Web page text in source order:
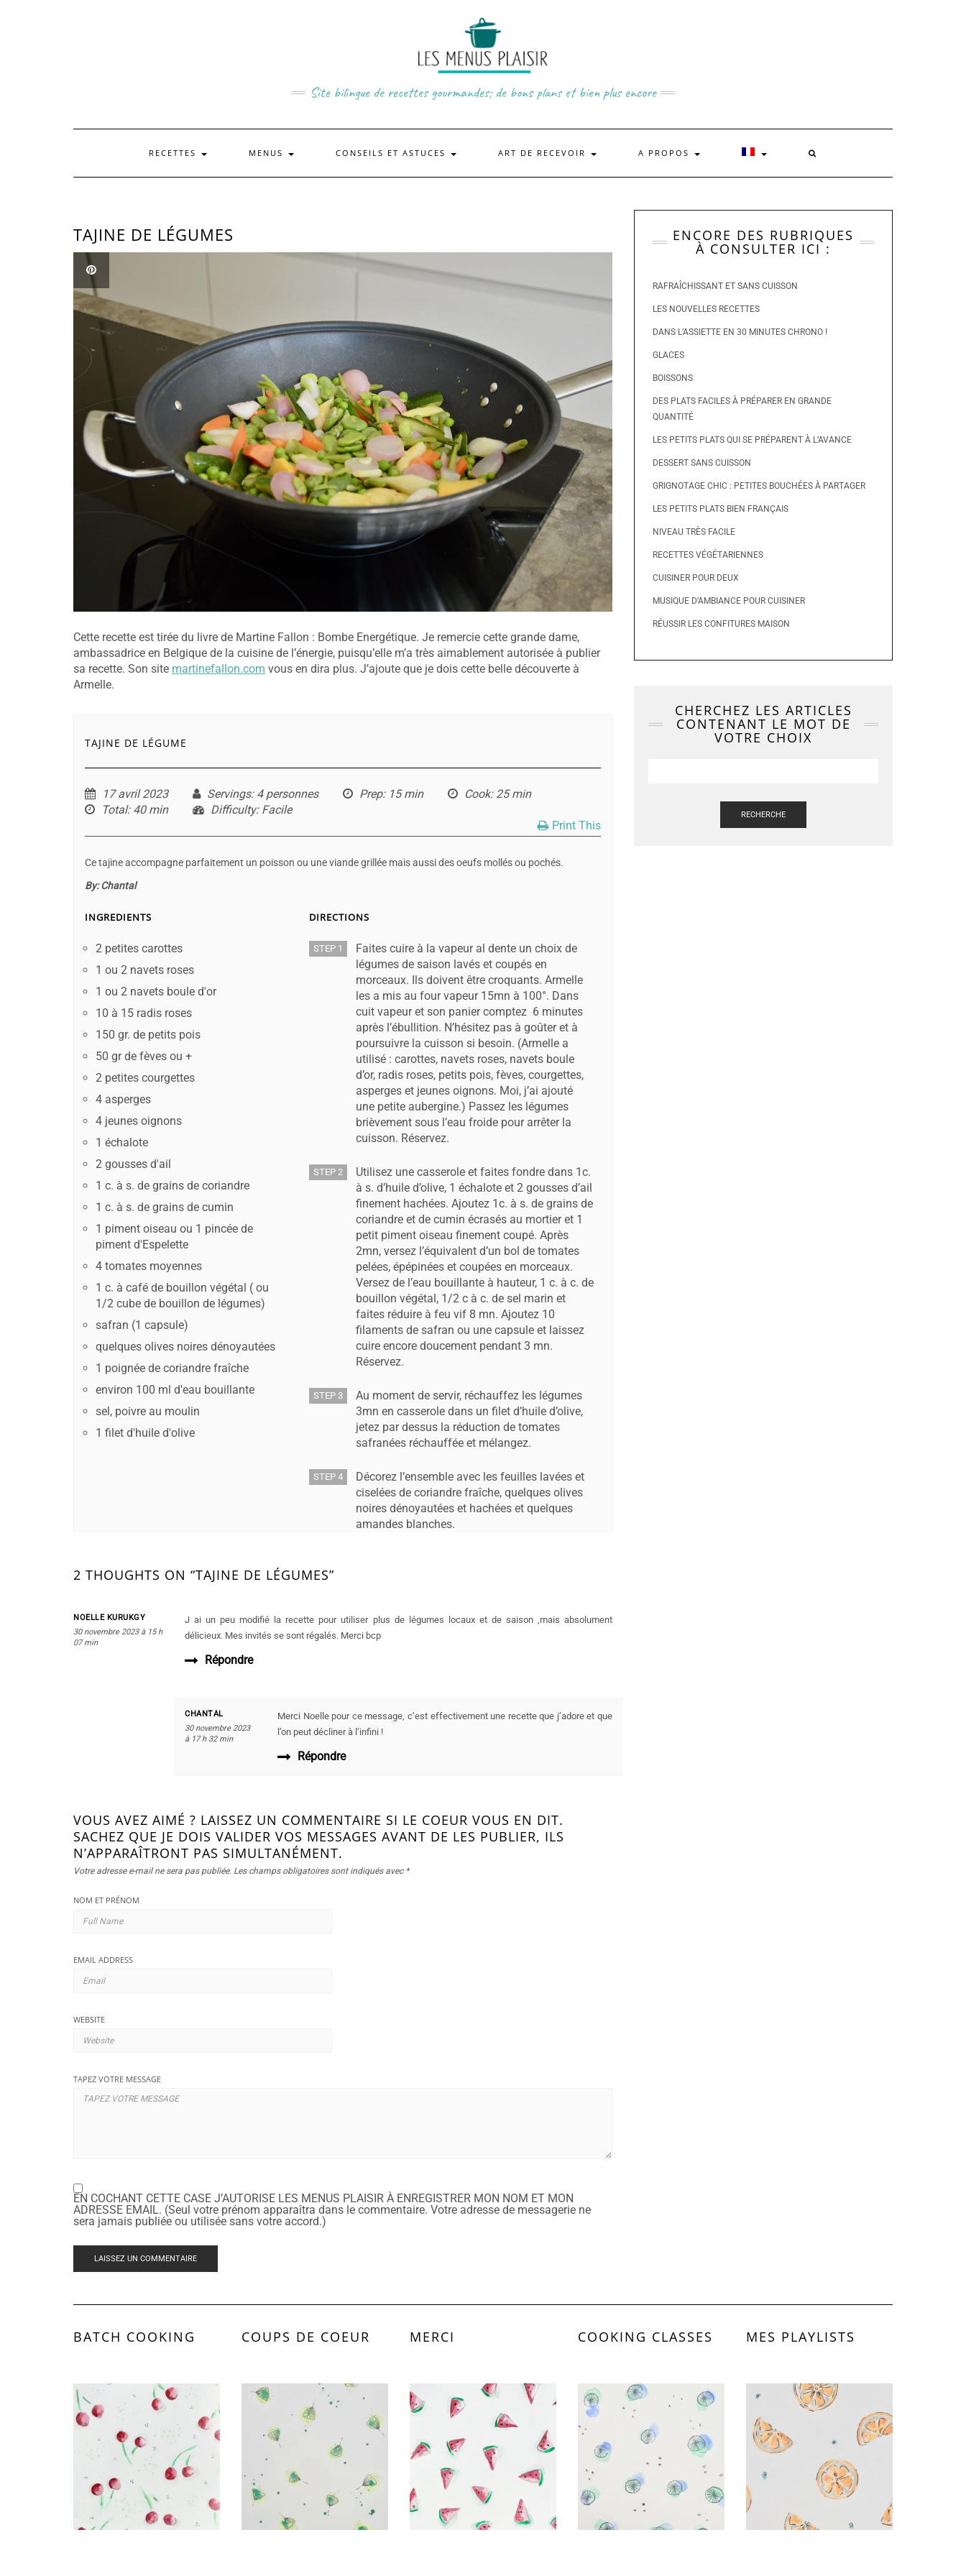
Site bilingue de recettes gourmandes; de bons plans et bien plus encore
RECETTES MENUS CONSEILS ET ASTUCES ART DE RECEVOIR A PROPOS
TAJINE DE LÉGUMES
Cette recette est tirée du livre de Martine Fallon : Bombe Energétique. Je remercie cette grande dame,
ambassadrice en Belgique de la cuisine de l’énergie, puisqu’elle m’a très aimablement autorisée à publier
sa recette. Son site martinefallon.com vous en dira plus. J’ajoute que je dois cette belle découverte à
Armelle.
TAJINE DE LÉGUME
17 avril 2023 Servings: 4 personnes Prep: 15 min Cook: 25 min
Total: 40 min Difficulty: Facile
Print This
Ce tajine accompagne parfaitement un poisson ou une viande grillée mais aussi des oeufs mollés ou pochés.
By:Chantal
INGREDIENTS
2 petites carottes
1 ou 2 navets roses
1 ou 2 navets boule d'or
10 à 15 radis roses
150 gr. de petits pois
50 gr de fèves ou +
2 petites courgettes
4 asperges
4 jeunes oignons
1 échalote
2 gousses d'ail
1 c. à s. de grains de coriandre
1 c. à s. de grains de cumin
1 piment oiseau ou 1 pincée de
piment d'Espelette
4 tomates moyennes
1 c. à café de bouillon végétal ( ou
1/2 cube de bouillon de légumes)
safran (1 capsule)
quelques olives noires dénoyautées
1 poignée de coriandre fraîche
environ 100 ml d'eau bouillante
sel, poivre au moulin
1 filet d'huile d'olive
DIRECTIONS
STEP 1
Faites cuire à la vapeur al dente un choix de
légumes de saison lavés et coupés en
morceaux. Ils doivent être croquants. Armelle
les a mis au four vapeur 15mn à 100°. Dans
cuit vapeur et son panier comptez 6 minutes
après l’ébullition. N’hésitez pas à goûter et à
poursuivre la cuisson si besoin. (Armelle a
utilisé : carottes, navets roses, navets boule
d’or, radis roses, petits pois, fèves, courgettes,
asperges et jeunes oignons. Moi, j’ai ajouté
une petite aubergine.) Passez les légumes
brièvement sous l’eau froide pour arrêter la
cuisson. Réservez.
STEP 2
Utilisez une casserole et faites fondre dans 1c.
à s. d’huile d’olive, 1 échalote et 2 gousses d’ail
finement hachées. Ajoutez 1c. à s. de grains de
coriandre et de cumin écrasés au mortier et 1
petit piment oiseau finement coupé. Après
2mn, versez l’équivalent d’un bol de tomates
pelées, épépinées et coupées en morceaux.
Versez de l’eau bouillante à hauteur, 1 c. à c. de
bouillon végétal, 1/2 c à c. de sel marin et
faites réduire à feu vif 8 mn. Ajoutez 10
filaments de safran ou une capsule et laissez
cuire encore doucement pendant 3 mn.
Réservez.
STEP 3
Au moment de servir, réchauffez les légumes
3mn en casserole dans un filet d’huile d’olive,
jetez par dessus la réduction de tomates
safranées réchauffée et mélangez.
STEP 4
Décorez l’ensemble avec les feuilles lavées et
ciselées de coriandre fraîche, quelques olives
noires dénoyautées et hachées et quelques
amandes blanches.
2 THOUGHTS ON “TAJINE DE LÉGUMES”
NOELLE KURUKGY
30 novembre 2023 à 15 h
07 min
J ai un peu modifié la recette pour utiliser plus de légumes locaux et de saison ,mais absolument
délicieux. Mes invités se sont régalés. Merci bcp
Répondre
CHANTAL
30 novembre 2023
à 17 h 32 min
Merci Noelle pour ce message, c’est effectivement une recette que j’adore et que
l’on peut décliner à l’infini !
Répondre
VOUS AVEZ AIMÉ ? LAISSEZ UN COMMENTAIRE SI LE COEUR VOUS EN DIT.
SACHEZ QUE JE DOIS VALIDER VOS MESSAGES AVANT DE LES PUBLIER, ILS
N’APPARAÎTRONT PAS SIMULTANÉMENT.
Votre adresse e-mail ne sera pas publiée. Les champs obligatoires sont indiqués avec *
NOM ET PRÉNOM
EMAIL ADDRESS
WEBSITE
TAPEZ VOTRE MESSAGE
EN COCHANT CETTE CASE J’AUTORISE LES MENUS PLAISIR À ENREGISTRER MON NOM ET MON
ADRESSE EMAIL. (Seul votre prénom apparaîtra dans le commentaire. Votre adresse de messagerie ne
sera jamais publiée ou utilisée sans votre accord.)
ENCORE DES RUBRIQUES
À CONSULTER ICI :
RAFRAÎCHISSANT ET SANS CUISSON
LES NOUVELLES RECETTES
DANS L’ASSIETTE EN 30 MINUTES CHRONO !
GLACES
BOISSONS
DES PLATS FACILES À PRÉPARER EN GRANDE
QUANTITÉ
LES PETITS PLATS QUI SE PRÉPARENT À L’AVANCE
DESSERT SANS CUISSON
GRIGNOTAGE CHIC : PETITES BOUCHÉES À PARTAGER
LES PETITS PLATS BIEN FRANÇAIS
NIVEAU TRÈS FACILE
RECETTES VÉGÉTARIENNES
CUISINER POUR DEUX
MUSIQUE D’AMBIANCE POUR CUISINER
RÉUSSIR LES CONFITURES MAISON
CHERCHEZ LES ARTICLES
CONTENANT LE MOT DE
VOTRE CHOIX
RECHERCHE
BATCH COOKING COUPS DE COEUR MERCI COOKING CLASSES MES PLAYLISTS